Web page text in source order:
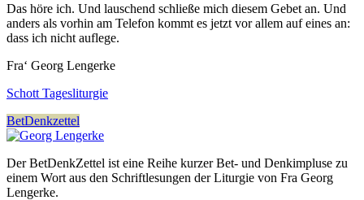
Das höre ich. Und lauschend schließe mich diesem Gebet an. Und
anders als vorhin am Telefon kommt es jetzt vor allem auf eines an:
dass ich nicht auflege.
Fra‘ Georg Lengerke
Schott Tagesliturgie
BetDenkzettel
Der BetDenkZettel ist eine Reihe kurzer Bet- und Denkimpluse zu
einem Wort aus den Schriftlesungen der Liturgie von Fra Georg
Lengerke.